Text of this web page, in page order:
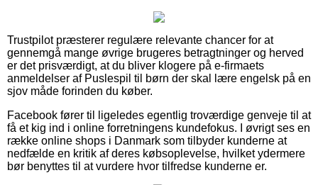
Trustpilot præsterer regulære relevante chancer for at
gennemgå mange øvrige brugeres betragtninger og herved
er det prisværdigt, at du bliver klogere på e-firmaets
anmeldelser af Puslespil til børn der skal lære engelsk på en
sjov måde forinden du køber.
Facebook fører til ligeledes egentlig troværdige genveje til at
få et kig ind i online forretningens kundefokus. I øvrigt ses en
række online shops i Danmark som tilbyder kunderne at
nedfælde en kritik af deres købsoplevelse, hvilket ydermere
bør benyttes til at vurdere hvor tilfredse kunderne er.